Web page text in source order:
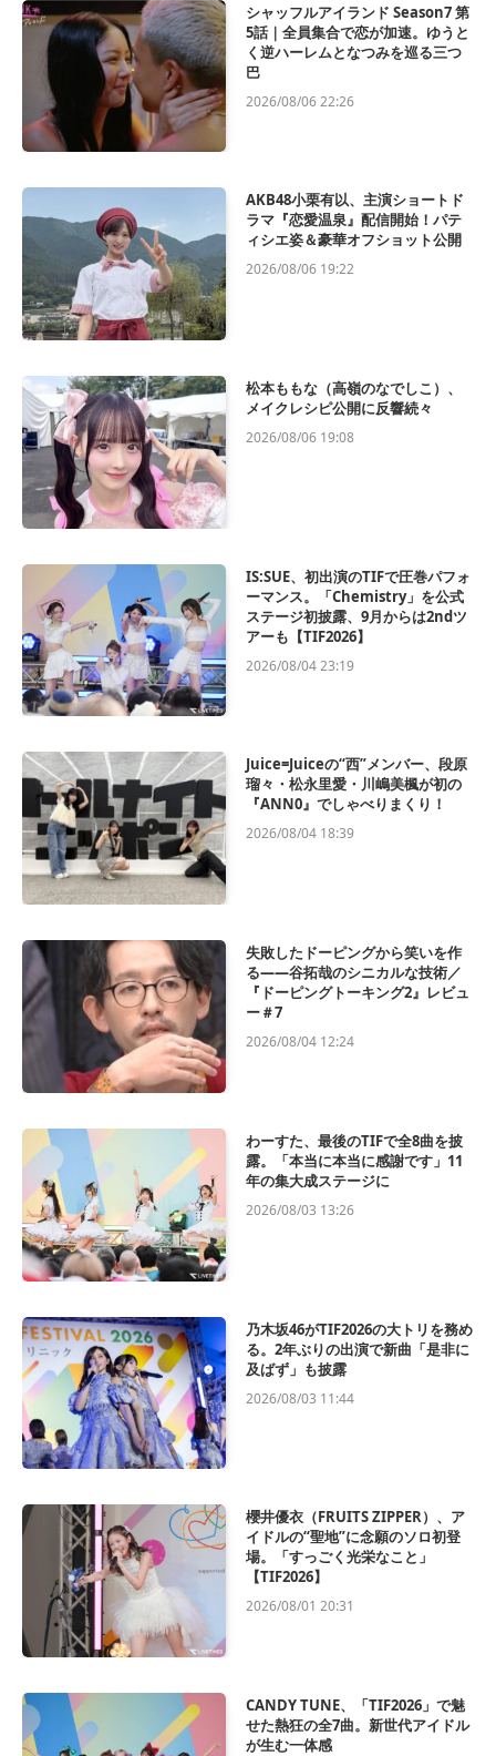
シャッフルアイランド Season7 第
5話｜全員集合で恋が加速。ゆうと
く逆ハーレムとなつみを巡る三つ
巴
2026/08/06 22:26
AKB48小栗有以、主演ショートド
ラマ『恋愛温泉』配信開始！パテ
ィシエ姿＆豪華オフショット公開
2026/08/06 19:22
松本ももな（高嶺のなでしこ）、
メイクレシピ公開に反響続々
2026/08/06 19:08
IS:SUE、初出演のTIFで圧巻パフォ
ーマンス。「Chemistry」を公式
ステージ初披露、9月からは2ndツ
アーも【TIF2026】
2026/08/04 23:19
Juice=Juiceの“西”メンバー、段原
瑠々・松永里愛・川嶋美楓が初の
『ANN0』でしゃべりまくり！
2026/08/04 18:39
失敗したドーピングから笑いを作
る——谷拓哉のシニカルな技術／
『ドーピングトーキング2』レビュ
ー＃7
2026/08/04 12:24
わーすた、最後のTIFで全8曲を披
露。「本当に本当に感謝です」11
年の集大成ステージに
2026/08/03 13:26
乃木坂46がTIF2026の大トリを務め
る。2年ぶりの出演で新曲「是非に
及ばず」も披露
2026/08/03 11:44
櫻井優衣（FRUITS ZIPPER）、ア
イドルの“聖地”に念願のソロ初登
場。「すっごく光栄なこと」
【TIF2026】
2026/08/01 20:31
CANDY TUNE、「TIF2026」で魅
せた熱狂の全7曲。新世代アイドル
が生む一体感